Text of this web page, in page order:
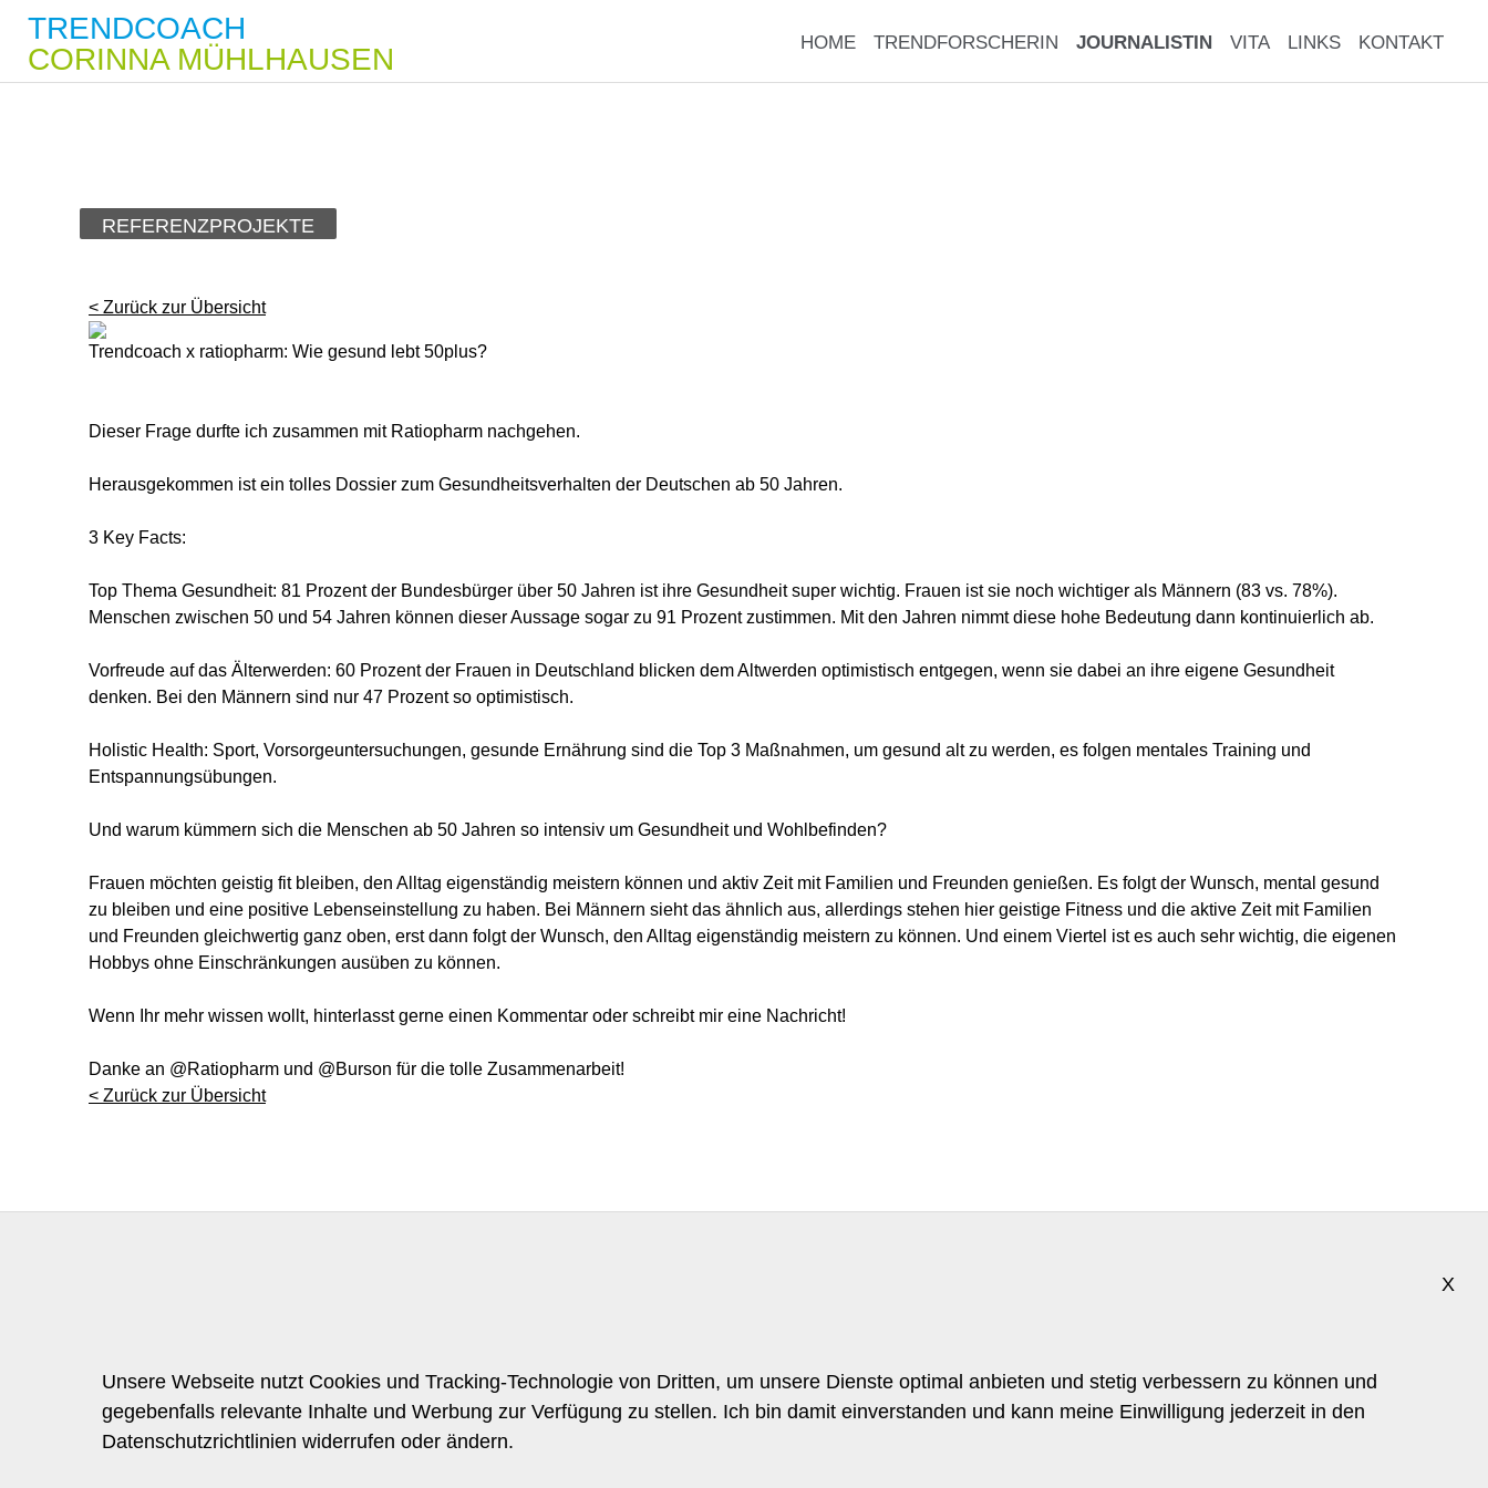
TRENDCOACH
CORINNA MÜHLHAUSEN
HOME TRENDFORSCHERIN JOURNALISTIN VITA LINKS KONTAKT
REFERENZPROJEKTE
< Zurück zur Übersicht
Trendcoach x ratiopharm: Wie gesund lebt 50plus?
Dieser Frage durfte ich zusammen mit Ratiopharm nachgehen.
Herausgekommen ist ein tolles Dossier zum Gesundheitsverhalten der Deutschen ab 50 Jahren.
3 Key Facts:
Top Thema Gesundheit: 81 Prozent der Bundesbürger über 50 Jahren ist ihre Gesundheit super wichtig. Frauen ist sie noch wichtiger als Männern (83 vs. 78%).
Menschen zwischen 50 und 54 Jahren können dieser Aussage sogar zu 91 Prozent zustimmen. Mit den Jahren nimmt diese hohe Bedeutung dann kontinuierlich ab.
Vorfreude auf das Älterwerden: 60 Prozent der Frauen in Deutschland blicken dem Altwerden optimistisch entgegen, wenn sie dabei an ihre eigene Gesundheit
denken. Bei den Männern sind nur 47 Prozent so optimistisch.
Holistic Health: Sport, Vorsorgeuntersuchungen, gesunde Ernährung sind die Top 3 Maßnahmen, um gesund alt zu werden, es folgen mentales Training und
Entspannungsübungen.
Und warum kümmern sich die Menschen ab 50 Jahren so intensiv um Gesundheit und Wohlbefinden?
Frauen möchten geistig fit bleiben, den Alltag eigenständig meistern können und aktiv Zeit mit Familien und Freunden genießen. Es folgt der Wunsch, mental gesund
zu bleiben und eine positive Lebenseinstellung zu haben. Bei Männern sieht das ähnlich aus, allerdings stehen hier geistige Fitness und die aktive Zeit mit Familien
und Freunden gleichwertig ganz oben, erst dann folgt der Wunsch, den Alltag eigenständig meistern zu können. Und einem Viertel ist es auch sehr wichtig, die eigenen
Hobbys ohne Einschränkungen ausüben zu können.
Wenn Ihr mehr wissen wollt, hinterlasst gerne einen Kommentar oder schreibt mir eine Nachricht!
Danke an @Ratiopharm und @Burson für die tolle Zusammenarbeit!
< Zurück zur Übersicht
Trendforscherin Journalistin
TRENDCOACH
X
Unsere Webseite nutzt Cookies und Tracking-Technologie von Dritten, um unsere Dienste optimal anbieten und stetig verbessern zu können und
gegebenfalls relevante Inhalte und Werbung zur Verfügung zu stellen. Ich bin damit einverstanden und kann meine Einwilligung jederzeit in den
Datenschutzrichtlinien widerrufen oder ändern.